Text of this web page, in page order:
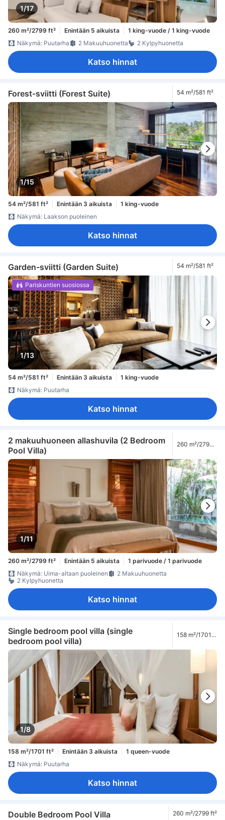
1/17
260 m²/2799 ft² Enintään 5 aikuista
1 king-vuode / 1 king-vuode
Näkymä: Puutarha
2 Makuuhuonetta 2 Kylpyhuonetta
Katso hinnat
Forest-sviitti (Forest Suite) 54 m²/581 ft²
1/15
54 m²/581 ft² Enintään 3 aikuista
1 king-vuode
Näkymä: Laakson puoleinen
Katso hinnat
Garden-sviitti (Garden Suite) 54 m²/581 ft²
1/13
Pariskuntien suosiossa
54 m²/581 ft² Enintään 3 aikuista
1 king-vuode
Näkymä: Puutarha
Katso hinnat
2 makuuhuoneen allashuvila (2 Bedroom
Pool Villa)
260 m²/2799
1/11
260 m²/2799 ft² Enintään 5 aikuista
1 parivuode / 1 parivuode
Näkymä: Uima-altaan puoleinen
2 Makuuhuonetta
2 Kylpyhuonetta
Katso hinnat
Single bedroom pool villa (single
bedroom pool villa)
158 m²/1701
1/8
158 m²/1701 ft² Enintään 3 aikuista
1 queen-vuode
Näkymä: Puutarha
Katso hinnat
Double Bedroom Pool Villa 260 m²/2799 ft²